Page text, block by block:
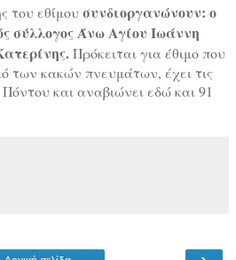
του εθίμου συνδιοργανώνουν: ο
σύλλογος Άνω Αγίου Ιωάννη
Πρόκειται για έθιμο που
των κακών πνευμάτων, έχει τις
και αναβιώνει εδώ και 91